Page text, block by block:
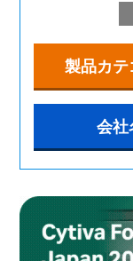
製品カテ
会社